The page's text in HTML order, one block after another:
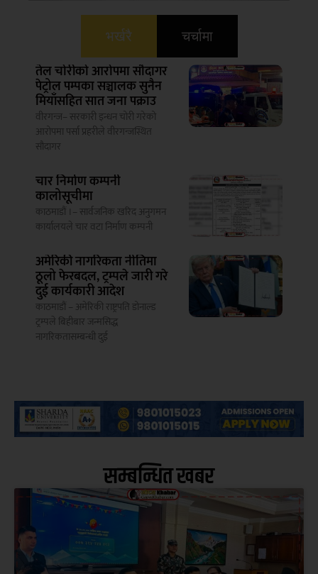
भर्खरै चर्चामा
तेल चोरीको आरोपमा सौदागर
पेट्रोल पम्पका सञ्चालक सुनैन
मियाँसहित सात जना पक्राउ
वीरगन्ज– सरकारी इन्धन चोरी गरेको
आरोपमा पर्सा प्रहरीले वीरगन्जस्थित
सौदागर
चार निर्माण कम्पनी
कालोसूचीमा
काठमाडौं ।– सार्वजनिक खरिद अनुगमन
कार्यालयले चार वटा निर्माण कम्पनी
अमेरिकी नागरिकता नीतिमा
ठूलो फेरबदल, ट्रम्पले जारी गरे
दुई कार्यकारी आदेश
काठमाडौं – अमेरिकी राष्ट्रपति डोनाल्ड
ट्रम्पले बिहीबार जन्मसिद्ध
नागरिकतासम्बन्धी दुई
सम्बन्धित खबर